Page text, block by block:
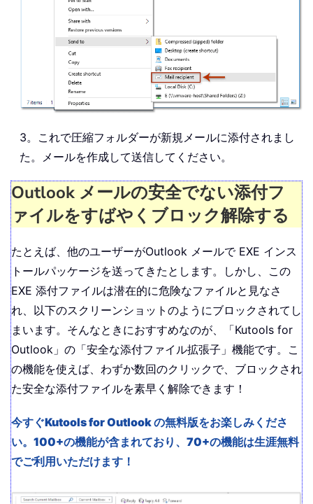
3。これで圧縮フォルダーが新規メールに添付されまし
た。メールを作成して送信してください。
Outlook メールの安全でない添付フ
ァイルをすばやくブロック解除する
たとえば、他のユーザーがOutlook メールで EXE インス
トールパッケージを送ってきたとします。しかし、この
EXE 添付ファイルは潜在的に危険なファイルと見なさ
れ、以下のスクリーンショットのようにブロックされてし
まいます。そんなときにおすすめなのが、「Kutools for
Outlook」の「安全な添付ファイル拡張子」機能です。こ
の機能を使えば、わずか数回のクリックで、ブロックされ
た安全な添付ファイルを素早く解除できます！
今すぐKutools for Outlook の無料版をお楽しみくださ
い。100+の機能が含まれており、70+の機能は生涯無料
でご利用いただけます！